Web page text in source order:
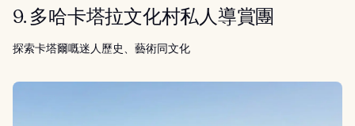
9. 多哈卡塔拉文化村私人導賞團
探索卡塔爾嘅迷人歷史、藝術同文化